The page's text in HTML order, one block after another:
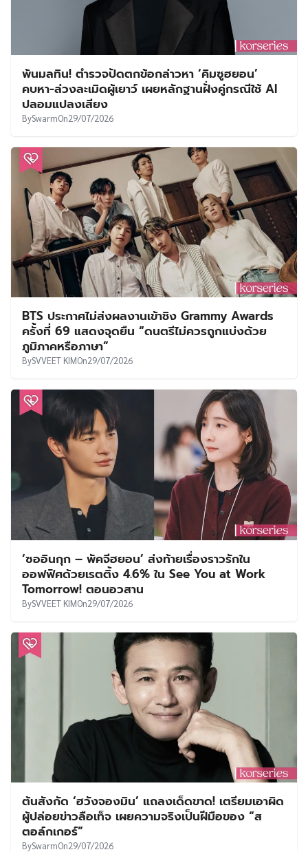
พ้นมลทิน! ตำรวจปัดตกข้อกล่าวหา ‘คิมซูฮยอน’
คบหา-ล่วงละเมิดผู้เยาว์ เผยหลักฐานฝั่งคู่กรณีใช้ AI
ปลอมแปลงเสียง
BySwarmOn29/07/2026
BTS ประกาศไม่ส่งผลงานเข้าชิง Grammy Awards
ครั้งที่ 69 แสดงจุดยืน “ดนตรีไม่ควรถูกแบ่งด้วย
ภูมิภาคหรือภาษา”
BySVVEET KIMOn29/07/2026
‘ซออินกุก – พัคจีฮยอน’ ส่งท้ายเรื่องราวรักใน
ออฟฟิศด้วยเรตติ้ง 4.6% ใน See You at Work
Tomorrow! ตอนอวสาน
BySVVEET KIMOn29/07/2026
ต้นสังกัด ‘ฮวังจองมิน’ แถลงเด็ดขาด! เตรียมเอาผิด
ผู้ปล่อยข่าวลือเท็จ เผยความจริงเป็นฝีมือของ “ส
ตอล์กเกอร์”
BySwarmOn29/07/2026